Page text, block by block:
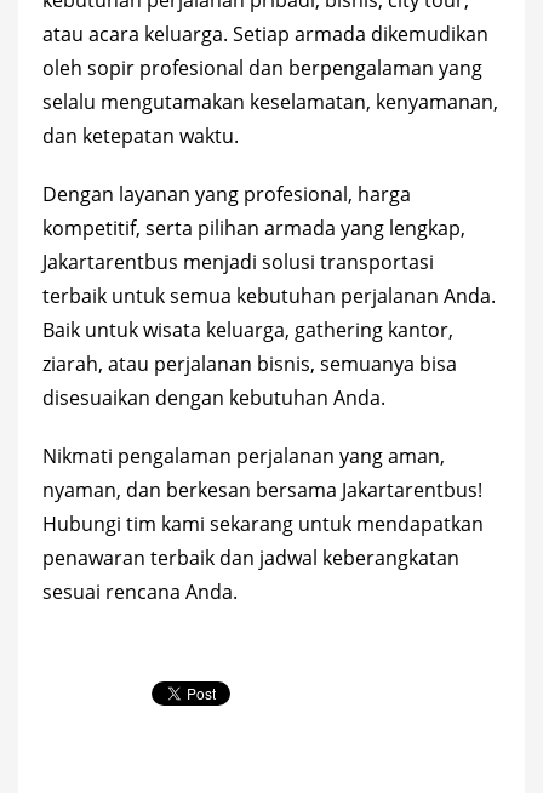
atau acara keluarga. Setiap armada dikemudikan
oleh sopir profesional dan berpengalaman yang
selalu mengutamakan keselamatan, kenyamanan,
dan ketepatan waktu.
Dengan layanan yang profesional, harga
kompetitif, serta pilihan armada yang lengkap,
Jakartarentbus menjadi solusi transportasi
terbaik untuk semua kebutuhan perjalanan Anda.
Baik untuk wisata keluarga, gathering kantor,
ziarah, atau perjalanan bisnis, semuanya bisa
disesuaikan dengan kebutuhan Anda.
Nikmati pengalaman perjalanan yang aman,
nyaman, dan berkesan bersama Jakartarentbus!
Hubungi tim kami sekarang untuk mendapatkan
penawaran terbaik dan jadwal keberangkatan
sesuai rencana Anda.